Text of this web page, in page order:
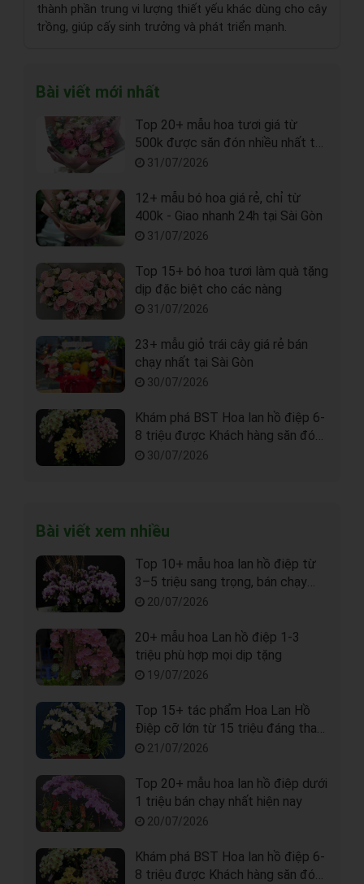
thành phần trung vi lượng thiết yếu khác dùng cho cây
trồng, giúp cấy sinh trưởng và phát triển mạnh.
Bài viết mới nhất
Top 20+ mẫu hoa tươi giá từ
500k được săn đón nhiều nhất tại
Sài Gòn
31/07/2026
12+ mẫu bó hoa giá rẻ, chỉ từ
400k - Giao nhanh 24h tại Sài Gòn
31/07/2026
Top 15+ bó hoa tươi làm quà tặng
dịp đặc biệt cho các nàng
31/07/2026
23+ mẫu giỏ trái cây giá rẻ bán
chạy nhất tại Sài Gòn
30/07/2026
Khám phá BST Hoa lan hồ điệp 6-
8 triệu được Khách hàng săn đón
nhất30/07/2026
Bài viết xem nhiều
Top 10+ mẫu hoa lan hồ điệp từ
3–5 triệu sang trọng, bán chạy
nhất tại Sài Gòn
20/07/2026
20+ mẫu hoa Lan hồ điệp 1-3
triệu phù hợp mọi dịp tặng
19/07/2026
Top 15+ tác phẩm Hoa Lan Hồ
Điệp cỡ lớn từ 15 triệu đáng tham
khảo tại Sài Gòn
21/07/2026
Top 20+ mẫu hoa lan hồ điệp dưới
1 triệu bán chạy nhất hiện nay
20/07/2026
Khám phá BST Hoa lan hồ điệp 6-
8 triệu được Khách hàng săn đón